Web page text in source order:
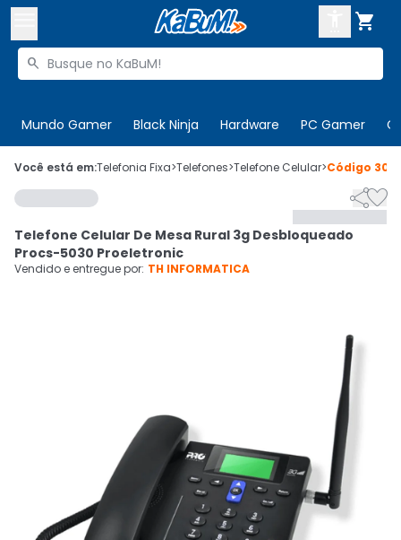

Buscar produtos

Mundo Gamer Black Ninja Hardware PC Gamer
 Olá. Acesse sua conta
 Departamentos
Cupons
CADASTRE-SE
Você está em:Telefonia Fixa>Telefones>Telefone Celular>Código

Telefone Celular De Mesa Rural 3g Desbloqueado
Procs-5030 Proeletronic
Vendido e entregue por: TH INFORMATICA